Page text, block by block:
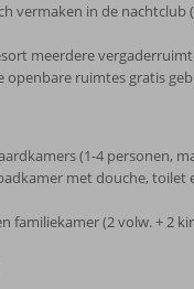
vermaken in de nachtclub
meerdere
openbare ruimtes gratis
(1-4 personen,
met douche,
familiekamer (2 volw. + 2